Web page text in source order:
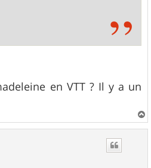
en VTT ? Il y a un
a